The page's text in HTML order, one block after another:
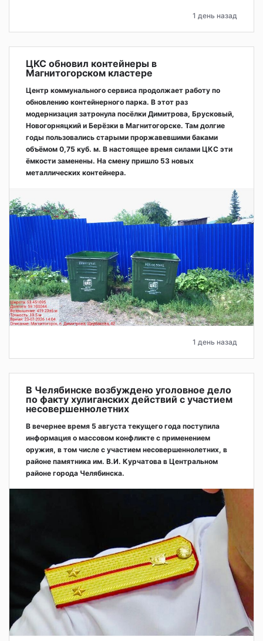
1 день назад
ЦКС обновил контейнеры в
Магнитогорском кластере
Центр коммунального сервиса продолжает работу по
обновлению контейнерного парка. В этот раз
модернизация затронула посёлки Димитрова, Брусковый,
Новогорняцкий и Берёзки в Магнитогорске. Там долгие
годы пользовались старыми проржавевшими баками
объёмом 0,75 куб. м. В настоящее время силами ЦКС эти
ёмкости заменены. На смену пришло 53 новых
металлических контейнера.
1 день назад
В Челябинске возбуждено уголовное дело
по факту хулиганских действий с участием
несовершеннолетних
В вечернее время 5 августа текущего года поступила
информация о массовом конфликте с применением
оружия, в том числе с участием несовершеннолетних, в
районе памятника им. В.И. Курчатова в Центральном
районе города Челябинска.